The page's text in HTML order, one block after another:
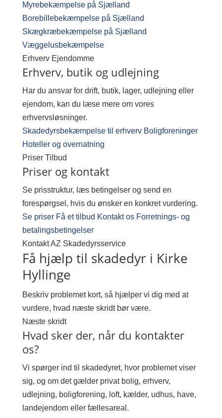
Myrebekæmpelse på Sjælland
Borebillebekæmpelse på Sjælland
Skægkræbekæmpelse på Sjælland
Væggelusbekæmpelse
Erhverv Ejendomme
Erhverv, butik og udlejning
Har du ansvar for drift, butik, lager, udlejning eller
ejendom, kan du læse mere om vores
erhvervsløsninger.
Skadedyrsbekæmpelse til erhverv Boligforeninger
Hoteller og overnatning
Priser Tilbud
Priser og kontakt
Se prisstruktur, læs betingelser og send en
forespørgsel, hvis du ønsker en konkret vurdering.
Se priser Få et tilbud Kontakt os Forretnings- og
betalingsbetingelser
Kontakt AZ Skadedyrsservice
Få hjælp til skadedyr i Kirke
Hyllinge
Beskriv problemet kort, så hjælper vi dig med at
vurdere, hvad næste skridt bør være.
Næste skridt
Hvad sker der, når du kontakter
os?
Vi spørger ind til skadedyret, hvor problemet viser
sig, og om det gælder privat bolig, erhverv,
udlejning, boligforening, loft, kælder, udhus, have,
landejendom eller fællesareal.